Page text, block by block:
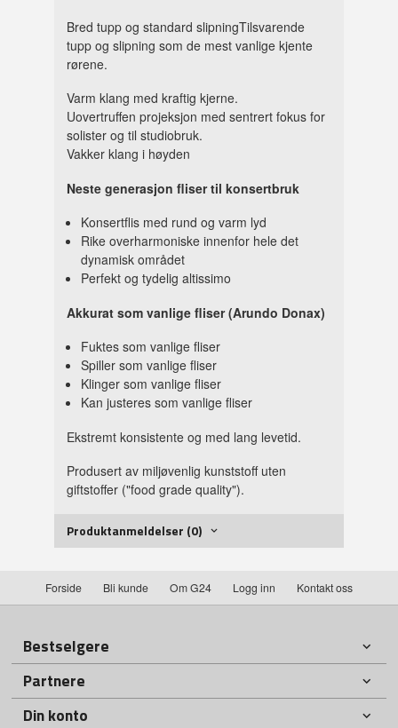
Bred tupp og standard slipningTilsvarende
tupp og slipning som de mest vanlige kjente
rørene.
Varm klang med kraftig kjerne.
Uovertruffen projeksjon med sentrert fokus for
solister og til studiobruk.
Vakker klang i høyden
Neste generasjon fliser til konsertbruk
Konsertflis med rund og varm lyd
Rike overharmoniske innenfor hele det
dynamisk området
Perfekt og tydelig altissimo
Akkurat som vanlige fliser (Arundo Donax)
Fuktes som vanlige fliser
Spiller som vanlige fliser
Klinger som vanlige fliser
Kan justeres som vanlige fliser
Ekstremt konsistente og med lang levetid.
Produsert av miljøvenlig kunststoff uten
giftstoffer ("food grade quality").
Produktanmeldelser (0)
Forside Bli kunde Om G24 Logg inn Kontakt oss
Bestselgere
Partnere
Din konto